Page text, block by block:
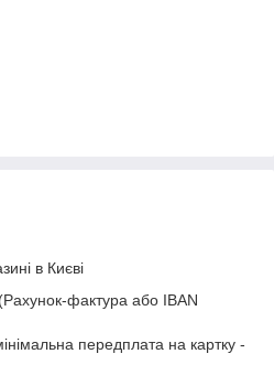
в Києві
фактура або IBAN
передплата на картку -